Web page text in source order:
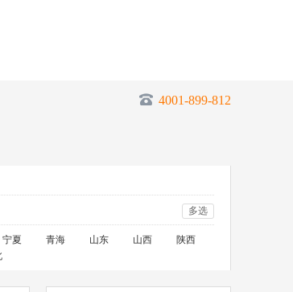
4001-899-812
多选
宁夏 青海 山东 山西
陕西